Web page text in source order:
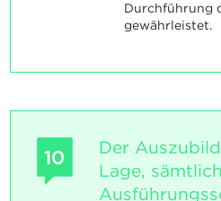
Durchführung
gewährleistet.
10
Der
Lage,